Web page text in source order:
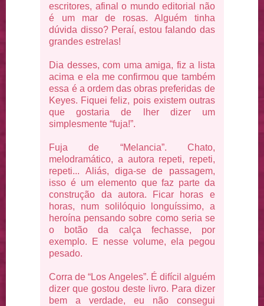
escritores, afinal o mundo editorial não
é um mar de rosas. Alguém tinha
dúvida disso? Peraí, estou falando das
grandes estrelas!
Dia desses, com uma amiga, fiz a lista
acima e ela me confirmou que também
essa é a ordem das obras preferidas de
Keyes. Fiquei feliz, pois existem outras
que gostaria de lher dizer um
simplesmente “fuja!”.
Fuja de “Melancia”. Chato,
melodramático, a autora repeti, repeti,
repeti... Aliás, diga-se de passagem,
isso é um elemento que faz parte da
construção da autora. Ficar horas e
horas, num solilóquio longuíssimo, a
heroína pensando sobre como seria se
o botão da calça fechasse, por
exemplo. E nesse volume, ela pegou
pesado.
Corra de “Los Angeles”. É difícil alguém
dizer que gostou deste livro. Para dizer
bem a verdade, eu não consegui